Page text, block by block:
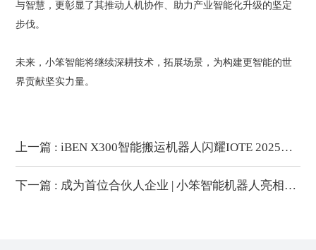
与智慧，更彰显了其推动人机协作、助力产业智能化升级的坚定
步伐。
未来，小笨智能将继续深耕技术，拓展场景，为构建更智能的世
界贡献坚实力量。
上一篇 : iBEN X300智能搬运机器人闪耀IOTE 2025，圈粉中外客户
下一篇 : 成为首位合伙人企业 | 小笨智能机器人亮相ISC.AI 2025 大会